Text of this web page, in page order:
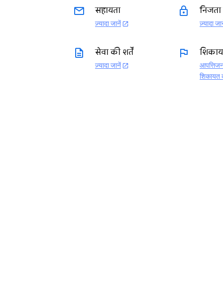
email सहायता
ज़्यादा जानें open_in_new
lock निजता
ज़्यादा
description सेवा की शर्तें
ज़्यादा जानें open_in_new
flag
शिकायत